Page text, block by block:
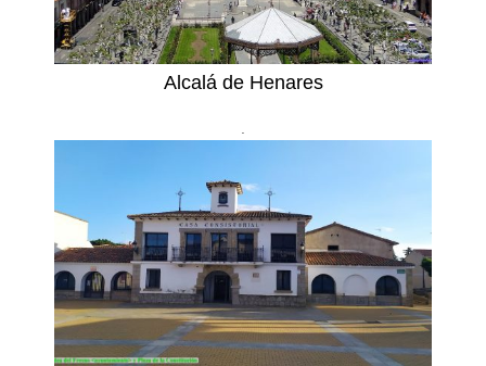
Alcalá de Henares